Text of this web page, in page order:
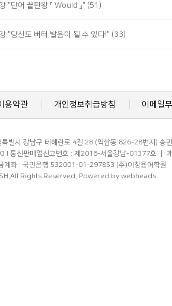
"단어 끝판왕 『 Would 』" (51)
"당신도 버터 발음이 될 수 있다!" (33)
용약관 개인정보취급방침 이메일
별시 강남구 테헤란로 4길 28 (역삼동 826-28번지) 송
l 통신판매업신고번호 : 제2016-서울강남-01377호
계좌 : 국민은행 532001-01-297853 (주)이창용어학원
Rights Reserved. Powered by webheads